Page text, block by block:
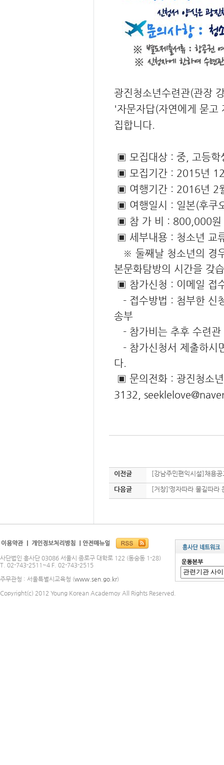
광진청소년수련관(관장
'자문자답(자연에게 묻고
집합니다.
▣ 모집대상 : 중, 고등학
▣ 모집기간 : 2015년
▣ 여행기간 : 2016년 2
▣ 여행일시 : 일본(후쿠
▣ 참 가 비 : 800,000원
▣ 세부내용 : 청소년 교
※ 둘째날 청소년의 경
본문화탐방의 시간을 갖
▣ 참가신청 : 이메일 접
- 접수방법 : 첨부한 신
송부
- 참가비는 추후 수련관
- 참가신청서 제출하시
다.
▣ 문의전화 : 광진청소
3132,
이전글 [강남주민편익시설]채용공
다음글 [거창]‘정자따라 물길따라
사단법인 흥사단 03086 서울시 종로구 대학로 122 (동숭동 1-28)
T. 02-743-2511~4 F. 02-743-2515
주무관청 : 서울특별시교육청 (www.sen.go.kr)
Copyright(c) 2012 Young Korean Academoy All Rights Reserved.